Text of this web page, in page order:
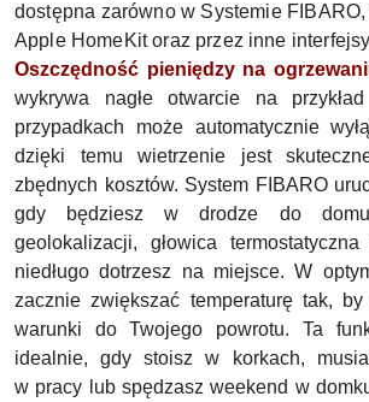
dostępna zarówno w Systemie
Apple HomeKit oraz przez inne
Oszczędność pieniędzy na
wykrywa nagłe otwarcie na
przypadkach może automatycznie
dzięki temu wietrzenie jest
zbędnych kosztów. System FIBARO
gdy będziesz w drodze do
geolokalizacji, głowica
niedługo dotrzesz na miejsce. W
zacznie zwiększać temperaturę tak,
warunki do Twojego powrotu. Ta
idealnie, gdy stoisz w korkach,
w pracy lub spędzasz weekend w